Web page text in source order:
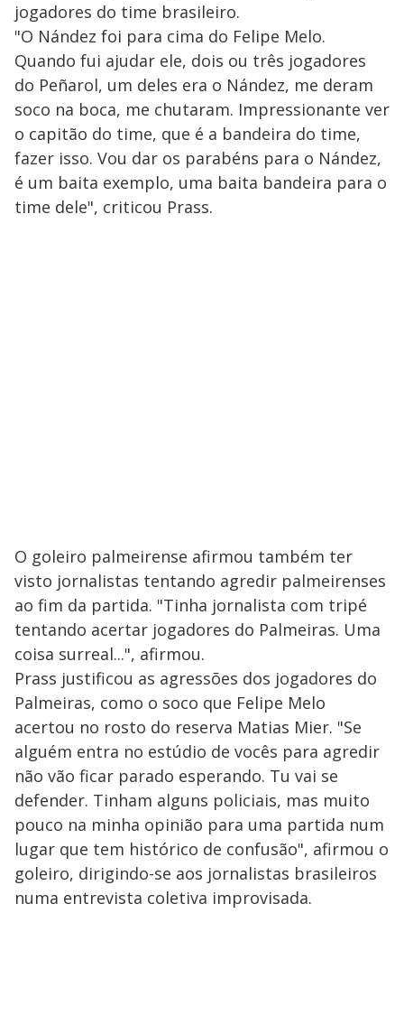
jogadores do time brasileiro.
"O Nández foi para cima do Felipe Melo.
Quando fui ajudar ele, dois ou três jogadores
do Peñarol, um deles era o Nández, me deram
soco na boca, me chutaram. Impressionante ver
o capitão do time, que é a bandeira do time,
fazer isso. Vou dar os parabéns para o Nández,
é um baita exemplo, uma baita bandeira para o
time dele", criticou Prass.
O goleiro palmeirense afirmou também ter
visto jornalistas tentando agredir palmeirenses
ao fim da partida. "Tinha jornalista com tripé
tentando acertar jogadores do Palmeiras. Uma
coisa surreal...", afirmou.
Prass justificou as agressões dos jogadores do
Palmeiras, como o soco que Felipe Melo
acertou no rosto do reserva Matias Mier. "Se
alguém entra no estúdio de vocês para agredir
não vão ficar parado esperando. Tu vai se
defender. Tinham alguns policiais, mas muito
pouco na minha opinião para uma partida num
lugar que tem histórico de confusão", afirmou o
goleiro, dirigindo-se aos jornalistas brasileiros
numa entrevista coletiva improvisada.